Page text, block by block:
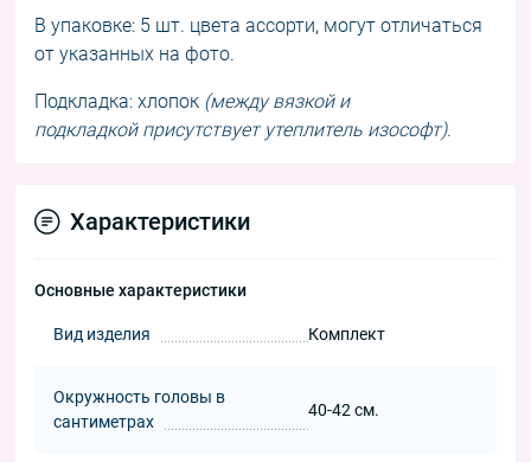
В упаковке: 5 шт. цвета ассорти, могут отличаться
от указанных на фото.
Подкладка: хлопок (между вязкой и
подкладкой присутствует утеплитель изософт).
Характеристики
Основные характеристики
Вид изделия Комплект
Окружность головы в
сантиметрах
40-42 см.